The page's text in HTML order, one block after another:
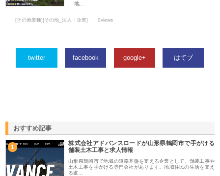
地…
[その他業種][その他_法人・企業] 0views
twitter facebook google+ はてブ
おすすめ記事
1
株式会社アドバンスロードが山形県鶴岡市で手がける
舗装土木工事と求人情報
山形県鶴岡市で地域の道路基盤を支える企業として、舗装工事や
土木工事を手がける専門会社があります。地域住民の生活を支え
る道…